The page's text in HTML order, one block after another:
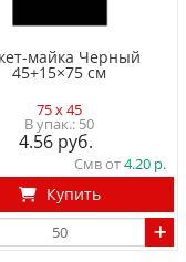
майка Черный
45+15×75 см
75 x 45
50
4.56
Смв от4.20
Купить